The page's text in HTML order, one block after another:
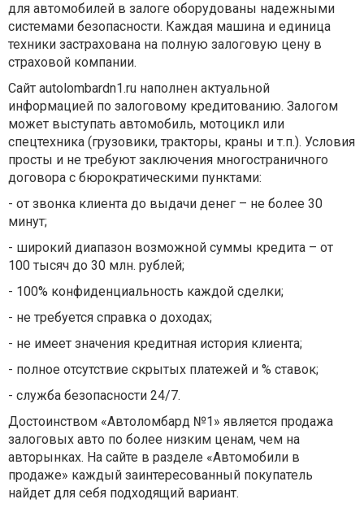
для автомобилей в залоге оборудованы надежными
системами безопасности. Каждая машина и единица
техники застрахована на полную залоговую цену в
страховой компании.
Сайт autolombardn1.ru наполнен актуальной
информацией по залоговому кредитованию. Залогом
может выступать автомобиль, мотоцикл или
спецтехника (грузовики, тракторы, краны и т.п.). Условия
просты и не требуют заключения многостраничного
договора с бюрократическими пунктами:
- от звонка клиента до выдачи денег – не более 30
минут;
- широкий диапазон возможной суммы кредита – от
100 тысяч до 30 млн. рублей;
- 100% конфиденциальность каждой сделки;
- не требуется справка о доходах;
- не имеет значения кредитная история клиента;
- полное отсутствие скрытых платежей и % ставок;
- служба безопасности 24/7.
Достоинством «Автоломбард №1» является продажа
залоговых авто по более низким ценам, чем на
авторынках. На сайте в разделе «Автомобили в
продаже» каждый заинтересованный покупатель
найдет для себя подходящий вариант.